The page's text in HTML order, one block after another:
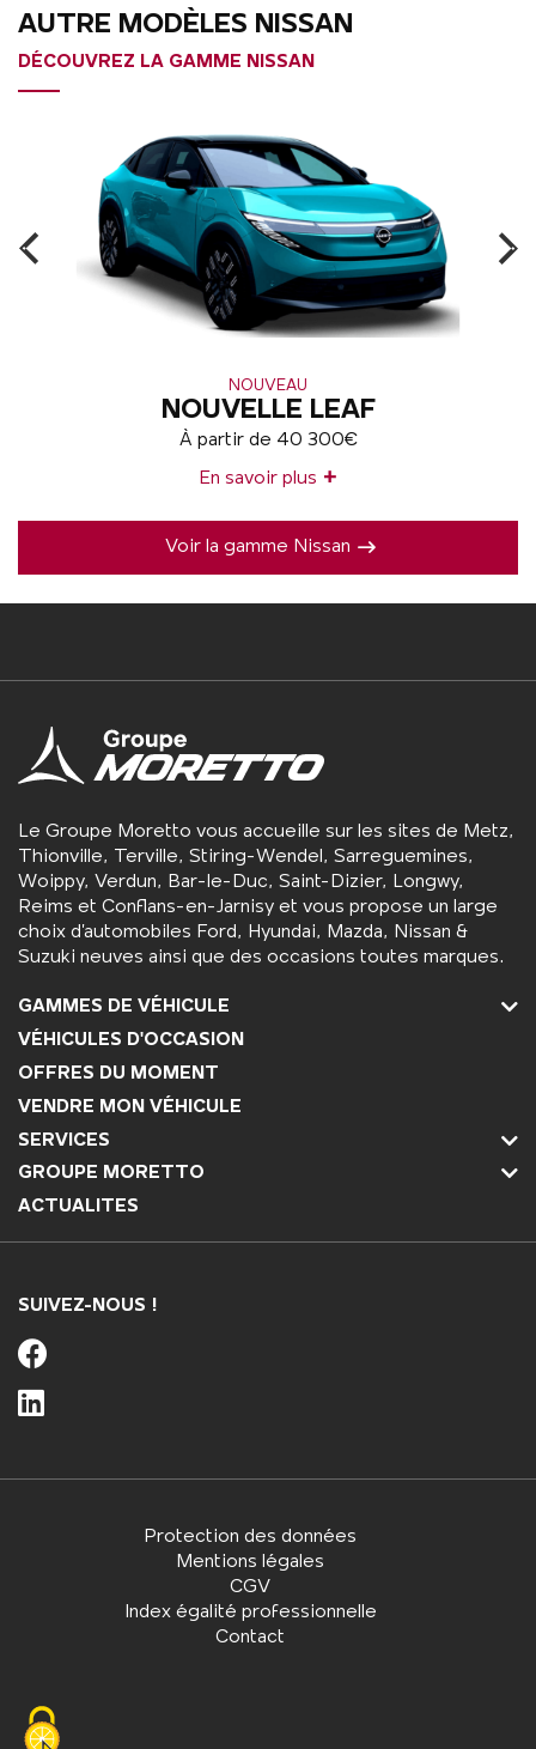
AUTRE MODÈLES NISSAN
DÉCOUVREZ LA GAMME NISSAN
NOUVEAU
NOUVELLE LEAF
À partir de 40 300€
En savoir plus +
Voir la gamme Nissan
Le Groupe Moretto vous accueille sur les sites de Metz,
Thionville, Terville, Stiring-Wendel, Sarreguemines,
Woippy, Verdun, Bar-le-Duc, Saint-Dizier, Longwy,
Reims et Conflans-en-Jarnisy et vous propose un large
choix d’automobiles Ford, Hyundai, Mazda, Nissan &
Suzuki neuves ainsi que des occasions toutes marques.
GAMMES DE VÉHICULE
VÉHICULES D'OCCASION
OFFRES DU MOMENT
VENDRE MON VÉHICULE
SERVICES
GROUPE MORETTO
ACTUALITES
SUIVEZ-NOUS !
Protection des données
Mentions légales
CGV
Index égalité professionnelle
Contact